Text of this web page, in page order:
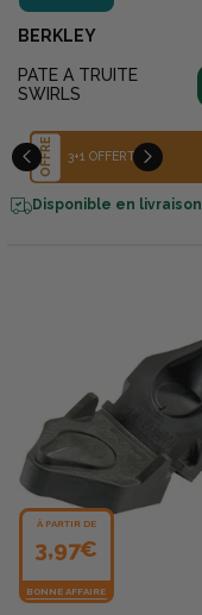
BERKLEY
PATE A TRUITE
SWIRLS
OFFRE 3+1 OFFERT
Disponible en livraison
À PARTIR DE
3,97€
BONNE AFFAIRE